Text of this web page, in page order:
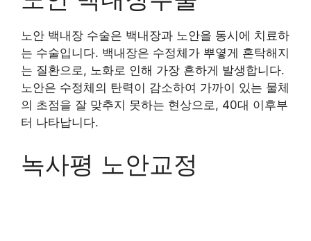
노안 백내장 수술은 백내장과 노안을 동시에 치료하
는 수술입니다. 백내장은 수정체가 뿌옇게 혼탁해지
는 질환으로, 노화로 인해 가장 흔하게 발생합니다.
노안은 수정체의 탄력이 감소하여 가까이 있는 물체
의 초점을 잘 맞추지 못하는 현상으로, 40대 이후부
터 나타납니다.
녹사평 노안교정